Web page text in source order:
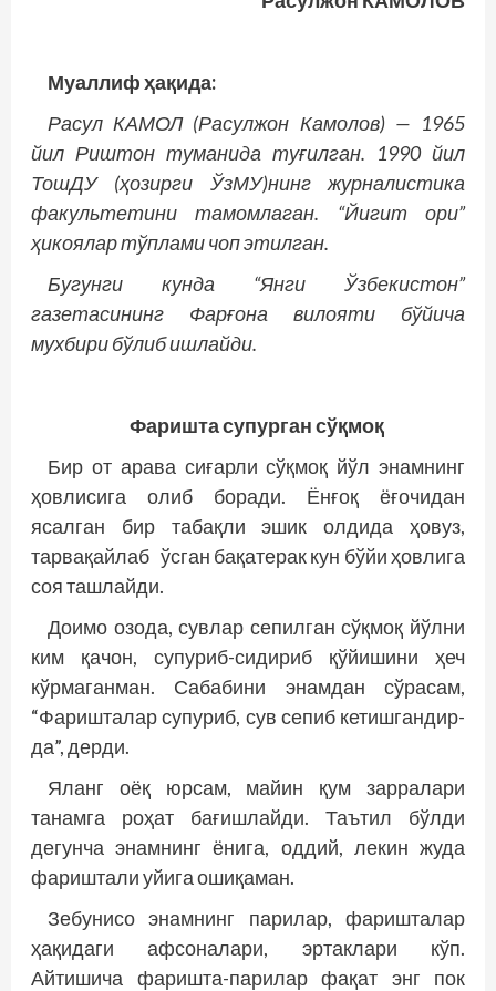
Муаллиф ҳақида:
Расул КАМОЛ (Расулжон Камолов) — 1965
йил Риштон туманида туғилган. 1990 йил
ТошДУ (ҳозирги ЎзМУ)нинг журналис­тика
факультетини тамомлаган. “Йигит ори”
ҳикоялар тўплами чоп этилган.
Бугунги кунда “Янги Ўзбекистон”
газетасининг Фарғона вилояти бўйича
мухбири бўлиб ишлайди.
Фаришта супурган сўқмоқ
Бир от арава сиғарли сўқмоқ йўл энамнинг
ҳовлисига олиб боради. Ёнғоқ ёғочидан
ясалган бир табақли эшик олдида ҳовуз,
тарвақайлаб ўсган бақатерак кун бўйи ҳовлига
соя ташлайди.
Доимо озода, сувлар сепилган сўқмоқ йўлни
ким қачон, супуриб-сидириб қўйишини ҳеч
кўрмаганман. Сабабини энамдан сўрасам,
“Фаришталар супуриб, сув сепиб кетишгандир-
да”, дерди.
Яланг оёқ юрсам, майин қум зарралари
танамга роҳат бағишлайди. Таътил бўлди
дегунча энамнинг ёнига, оддий, лекин жуда
фариштали уйига ошиқаман.
Зебунисо энамнинг парилар, фаришталар
ҳақидаги афсоналари, эртаклари кўп.
Айтишича фаришта-парилар фақат энг пок